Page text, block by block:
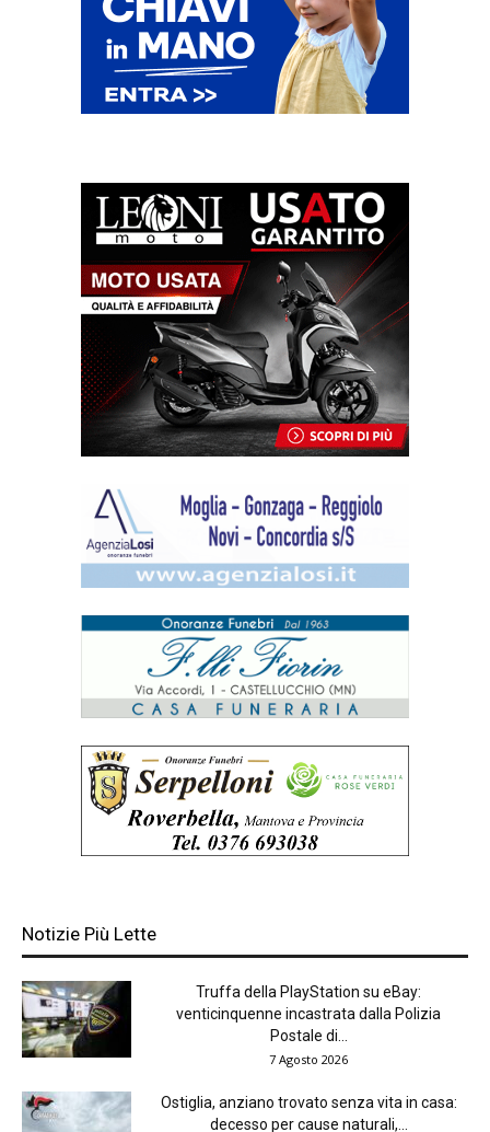
Notizie Più Lette
Truffa della PlayStation su eBay:
venticinquenne incastrata dalla Polizia
Postale di...
7 Agosto 2026
Ostiglia, anziano trovato senza vita in casa:
decesso per cause naturali,...